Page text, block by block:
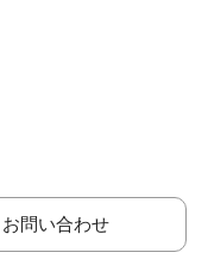
問い合わせ